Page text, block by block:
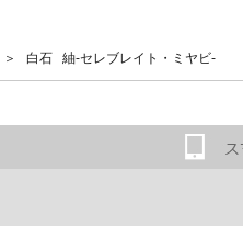
＞ 白石 紬-セレブレイト・ミヤビ-